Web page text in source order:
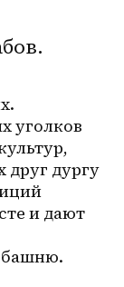
уголков
друг дургу
и дают
башню.